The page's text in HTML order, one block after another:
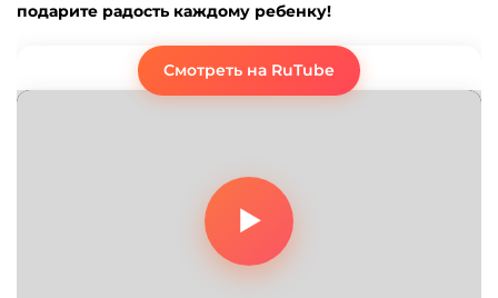
подарите радость каждому ребенку!
Смотреть на RuTube